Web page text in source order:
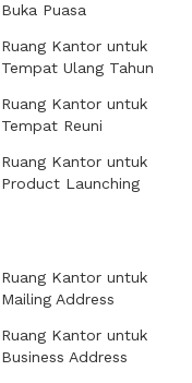
Buka Puasa
Ruang Kantor untuk
Tempat Ulang Tahun
Ruang Kantor untuk
Tempat Reuni
Ruang Kantor untuk
Product Launching
Ruang Kantor untuk
Mailing Address
Ruang Kantor untuk
Business Address